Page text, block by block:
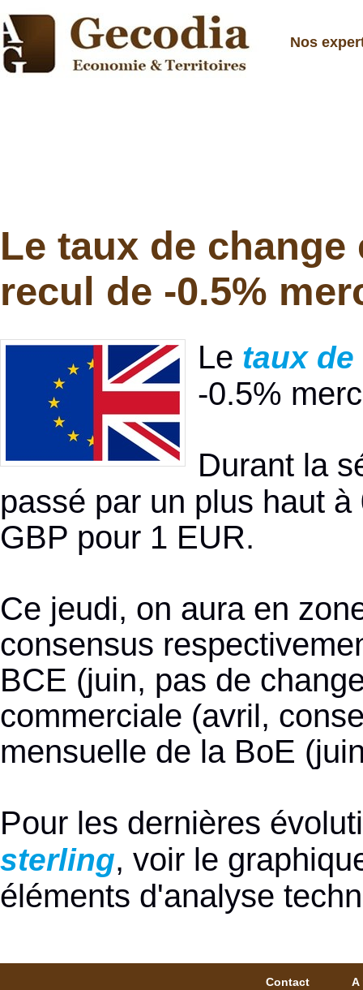
Nos
Le taux de
recul de -0.5%
Le taux de
-0.5%
Durant la
passé par un plus haut
GBP pour 1 EUR.
Ce jeudi, on aura en
consensus
BCE (juin, pas de
commerciale (avril,
mensuelle de la BoE
Pour les dernières
sterling, voir le
éléments d'analyse
Contact A